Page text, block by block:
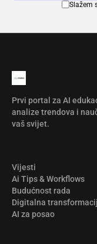
Slažem
Prvi portal za AI
analize trendova i
vaš svijet.
Vijesti
Ai Tips & Workflows
Budućnost rada
Digitalna
AI za posao